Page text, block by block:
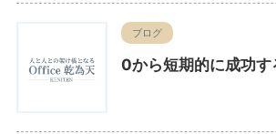
ブログ
0から短期的に成功す